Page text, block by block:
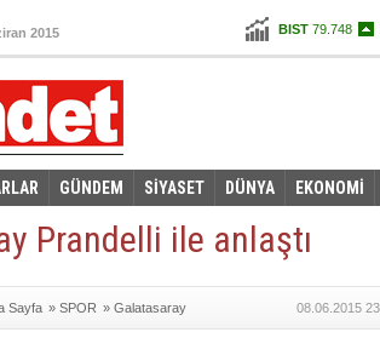
BIST 79.748
2015
GÜNDEM SİYASET DÜNYA EKONOMİ
Prandelli ile anlaştı
Sayfa » SPOR » Galatasaray 08.06.2015